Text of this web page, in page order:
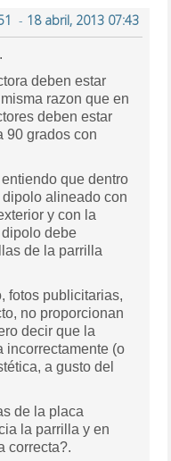
- 18 abril, 2013 07:43
deben estar
razon que en
deben estar
90 grados con
que dentro
alineado con
y con la
debe
de la parrilla
fotos publicitarias,
no proporcionan
decir que la
incorrectamente (o
a gusto del
de la placa
la parrilla y en
correcta?.